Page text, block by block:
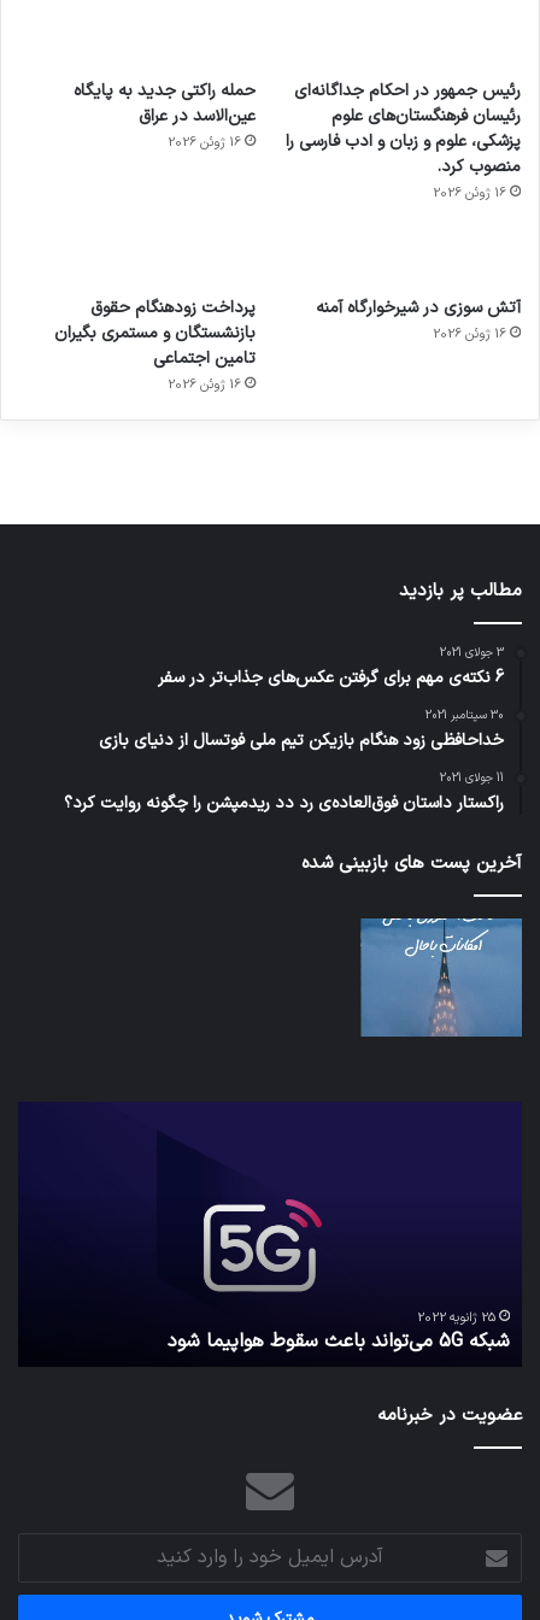
رئیس جمهور در احکام جداگانه‌ای
رئیسان فرهنگستان‌های علوم
پزشکی، علوم و زبان و ادب فارسی را
منصوب کرد.
16 ژوئن 2026
حمله راکتی جدید به پایگاه
عین‌الاسد در عراق
16 ژوئن 2026
آتش سوزی در شیرخوارگاه آمنه
16 ژوئن 2026
پرداخت زودهنگام حقوق
بازنشستگان و مستمری بگیران
تامین اجتماعی
16 ژوئن 2026
برای
کشف
توسط
مجازی
…
ساعت
هوشمند
با طعم
توسط
ژاکت
در
های
2023
توسط
مطالب پر بازدید
3 جولای 2021
6 نکته‌ی مهم برای گرفتن عکس‌های جذاب‌تر در سفر
30 سپتامبر 2021
خداحافظی زود هنگام بازیکن تیم ملی فوتسال از دنیای بازی
11 جولای 2021
راکستار داستان فوق‌العاده‌ی رد دد ریدمپشن را چگونه روایت کرد؟
آخرین پست های بازبینی شده
25 ژانویه 2022
شبکه 5G می‌تواند باعث سقوط هواپیما شود
عضویت در خبرنامه
آدرس
ایمیل
خود